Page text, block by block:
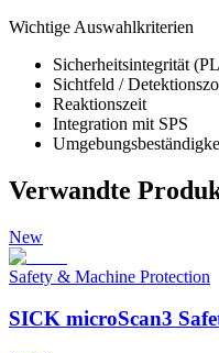
Wichtige Auswahlkriterien
Sicherheitsintegrität
Sichtfeld /
Reaktionszeit
Integration mit SPS
Verwandte
New
Safety & Machine Protection
SICK microScan3